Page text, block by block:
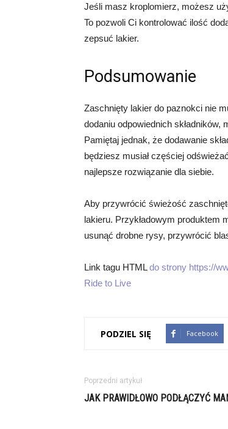
Jeśli masz kroplomierz, możesz
To pozwoli Ci kontrolować ilość
zepsuć lakier.
Podsumowanie
Zaschnięty lakier do paznokci nie
dodaniu odpowiednich
Pamiętaj jednak, że dodawanie
będziesz musiał częściej
najlepsze rozwiązanie dla siebie.
Aby przywrócić świeżość
lakieru. Przykładowym produktem
usunąć drobne rysy, przywrócić
Link tagu HTMLdo strony https://
Ride to Live
PODZIEL SIĘ Facebook
Poprzedni artykuł
JAK PRAWIDŁOWO PODŁĄCZYĆ